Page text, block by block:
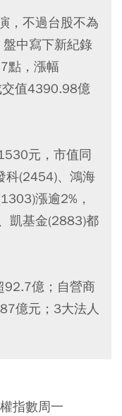
，不過台股不為
中寫下新紀錄
點，漲幅
值4390.98億
元，市值同
科(2454)、鴻海
漲逾2%，
凱基金(2883)都
92.7億；自營商
億元；3大法人
指數周一